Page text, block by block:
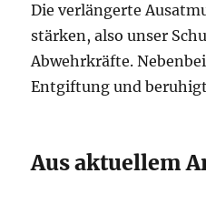
Die verlängerte
stärken, also unser
Abwehrkräfte.
Entgiftung und
Aus aktuellem